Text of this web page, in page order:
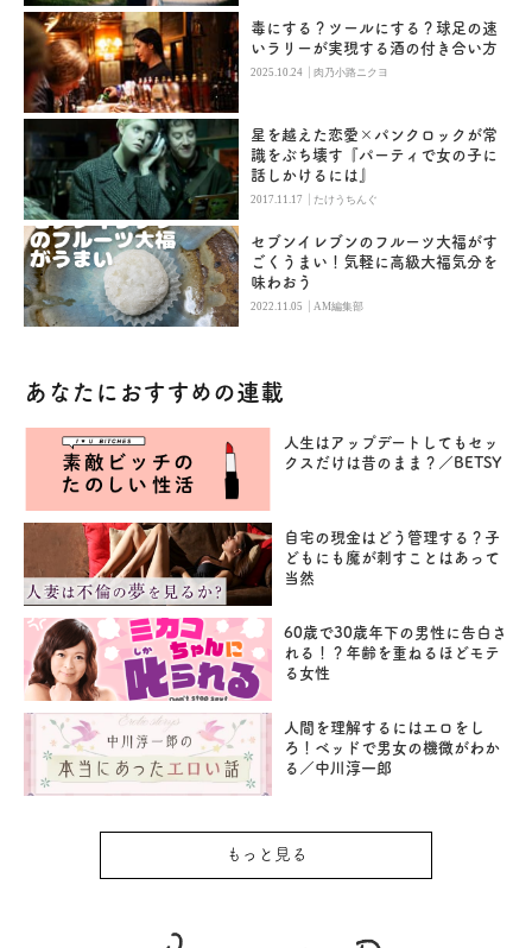
毒にする？ツールにする？球足の速
いラリーが実現する酒の付き合い方
2025.10.24 |肉乃小路ニクヨ
星を越えた恋愛×パンクロックが常
識をぶち壊す『パーティで女の子に
話しかけるには』
2017.11.17 | たけうちんぐ
セブンイレブンのフルーツ大福がす
ごくうまい！気軽に高級大福気分を
味わおう
2022.11.05 | AM編集部
あなたにおすすめの連載
人生はアップデートしてもセッ
クスだけは昔のまま？／BETSY
自宅の現金はどう管理する？子
どもにも魔が刺すことはあって
当然
60歳で30歳年下の男性に告白さ
れる！？年齢を重ねるほどモテ
る女性
人間を理解するにはエロをし
ろ！ベッドで男女の機微がわか
る／中川淳一郎
もっと見る